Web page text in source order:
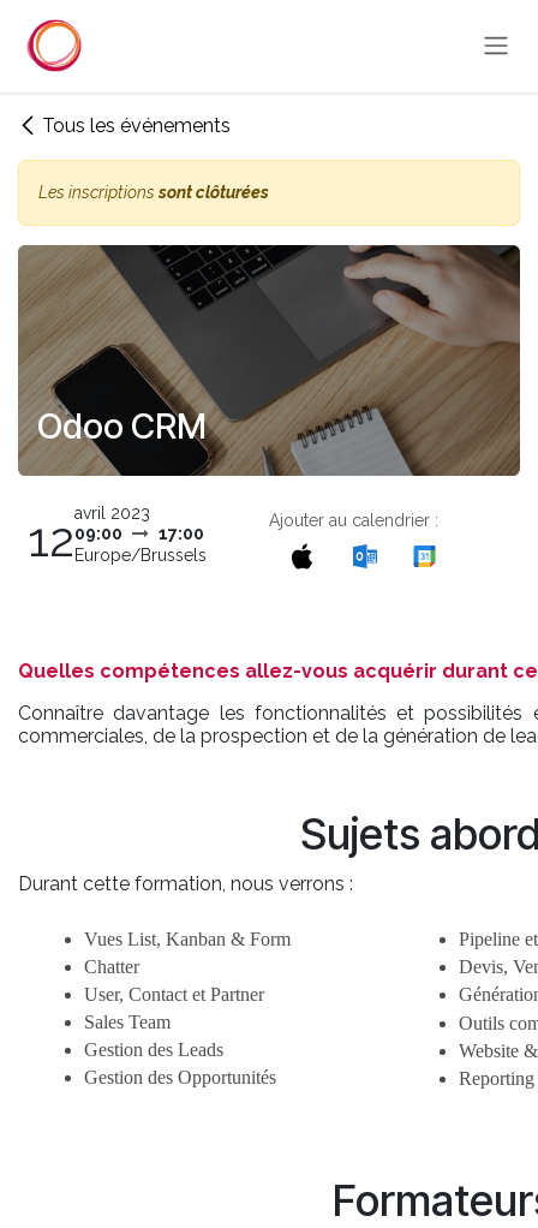
Tous les événements
Les inscriptionssont clôturées
Odoo CRM
12avril 2023
09:00
17:00
Europe/Brussels
Ajouter au calendrier :
Quelles compétences allez-vous acquérir durant
Connaître davantage les fonctionnalités et
commerciales, de la prospection et de la génération de
Sujets
Durant cette formation, nous verrons :
Vues List, Kanban & Form
Chatter
User, Contact et Partner
Sales Team
Gestion des Leads
Gestion des Opportunités
Pipeline
Devis,
Outils
Website
Reporting